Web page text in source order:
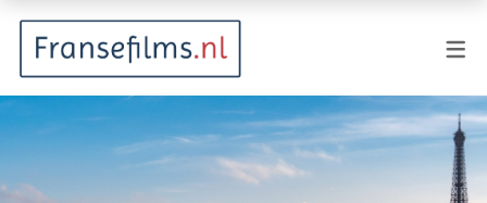
Animatie